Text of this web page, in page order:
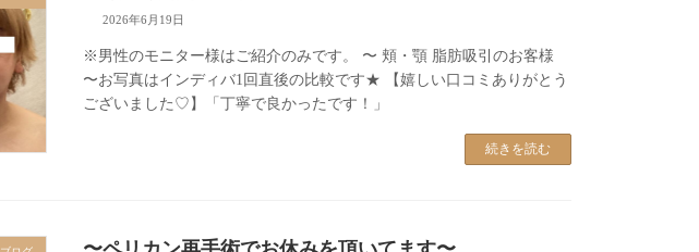
2026年6月19日
※男性のモニター様はご紹介のみです。 〜 頬・顎 脂肪吸引のお客様
〜お写真はインディバ1回直後の比較です★ 【嬉しい口コミありがとう
ございました♡】「丁寧で良かったです！」
続きを読む